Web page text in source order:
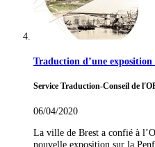
Traduction d’une
Service Traduction-Conseil de
06/04/2020
La ville de Brest a confié à
nouvelle exposition sur la